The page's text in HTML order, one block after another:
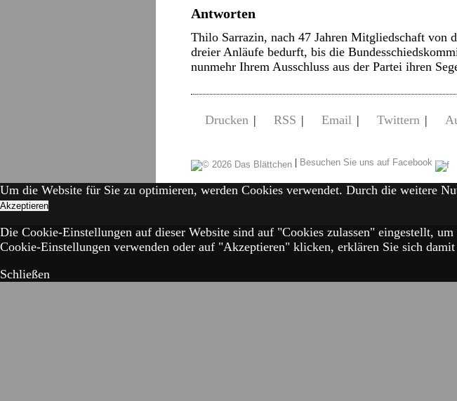
Antworten
Thilo Sarrazin, nach 47 Jahren Mitgliedschaft von
dreier Anläufe bedurft, bis die
nunmehr Ihrem Ausschluss aus der Partei ihren
Drucken | RSS | Email | Twittern |
| Besuchen Sie uns auf Facebook
Um die Website für Sie zu optimieren, werden Cookies verwendet. Durch die weitere
Akzeptieren
Die Cookie-Einstellungen auf dieser Website sind auf "Cookies zulassen" eingestellt,
Cookie-Einstellungen verwenden oder auf "Akzeptieren" klicken, erklären Sie sich damit
Schließen